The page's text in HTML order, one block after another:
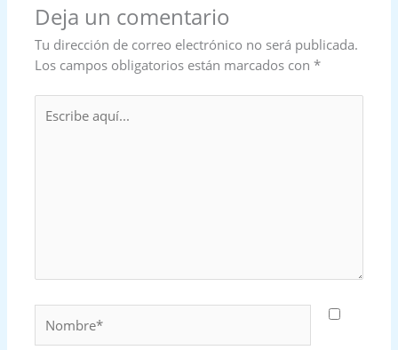
Deja un comentario
Tu dirección de correo electrónico no será publicada.
Los campos obligatorios están marcados con*
aquí...